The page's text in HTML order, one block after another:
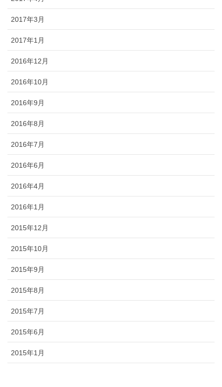
2017年3月
2017年1月
2016年12月
2016年10月
2016年9月
2016年8月
2016年7月
2016年6月
2016年4月
2016年1月
2015年12月
2015年10月
2015年9月
2015年8月
2015年7月
2015年6月
2015年1月